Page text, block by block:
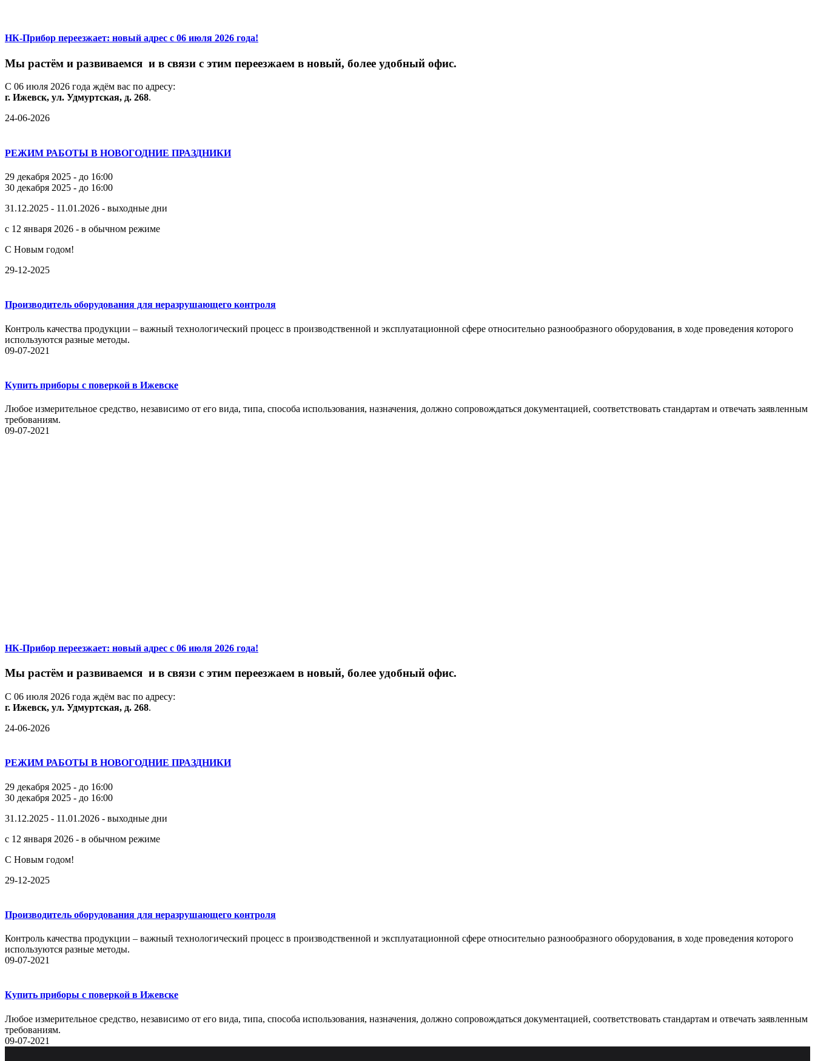
НК-Прибор переезжает: новый адрес с 06 июля 2026 года!
Мы растём и развиваемся и в связи с этим переезжаем в новый, более удобный офис.
С 06 июля 2026 года ждём вас по адресу:
г. Ижевск, ул. Удмуртская, д. 268.
24-06-2026
РЕЖИМ РАБОТЫ В НОВОГОДНИЕ ПРАЗДНИКИ
29 декабря 2025 - до 16:00
30 декабря 2025 - до 16:00
31.12.2025 - 11.01.2026 - выходные дни
с 12 января 2026 - в обычном режиме
С Новым годом!
29-12-2025
Производитель оборудования для неразрушающего контроля
Контроль качества продукции – важный технологический процесс в производственной и эксплуатационной сфере относительно разнообразного оборудования, в ходе проведения которого
используются разные методы.
09-07-2021
Купить приборы с поверкой в Ижевске
Любое измерительное средство, независимо от его вида, типа, способа использования, назначения, должно сопровождаться документацией, соответствовать стандартам и отвечать заявленным
требованиям.
09-07-2021
НК-Прибор переезжает: новый адрес с 06 июля 2026 года!
Мы растём и развиваемся и в связи с этим переезжаем в новый, более удобный офис.
С 06 июля 2026 года ждём вас по адресу:
г. Ижевск, ул. Удмуртская, д. 268.
24-06-2026
РЕЖИМ РАБОТЫ В НОВОГОДНИЕ ПРАЗДНИКИ
29 декабря 2025 - до 16:00
30 декабря 2025 - до 16:00
31.12.2025 - 11.01.2026 - выходные дни
с 12 января 2026 - в обычном режиме
С Новым годом!
29-12-2025
Производитель оборудования для неразрушающего контроля
Контроль качества продукции – важный технологический процесс в производственной и эксплуатационной сфере относительно разнообразного оборудования, в ходе проведения которого
используются разные методы.
09-07-2021
Купить приборы с поверкой в Ижевске
Любое измерительное средство, независимо от его вида, типа, способа использования, назначения, должно сопровождаться документацией, соответствовать стандартам и отвечать заявленным
требованиям.
09-07-2021